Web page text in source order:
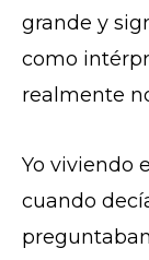
grande y
como
realmente
Yo viviendo
cuando
preguntaban